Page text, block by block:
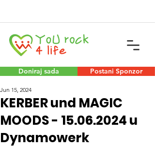
Doniraj sada Postani Sponzor
KERBER und MAGIC
MOODS - 15.06.2024 u
Dynamowerk
Jun 15, 2024